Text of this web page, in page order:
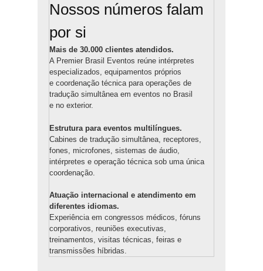
Nossos números falam
por si
Mais de 30.000 clientes atendidos.
A Premier Brasil Eventos reúne intérpretes
especializados, equipamentos próprios
e coordenação técnica para operações de
tradução simultânea em eventos no Brasil
e no exterior.
Estrutura para eventos multilíngues.
Cabines de tradução simultânea, receptores,
fones, microfones, sistemas de áudio,
intérpretes e operação técnica sob uma única
coordenação.
Atuação internacional e atendimento em
diferentes idiomas.
Experiência em congressos médicos, fóruns
corporativos, reuniões executivas,
treinamentos, visitas técnicas, feiras e
transmissões híbridas.